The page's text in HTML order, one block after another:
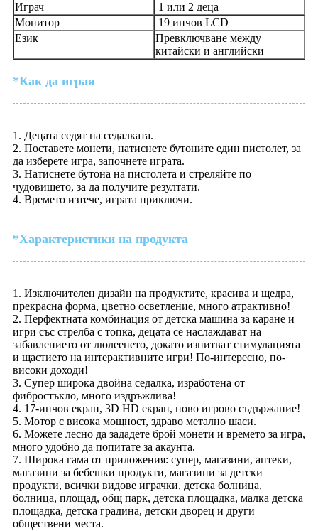
Играч
1 или 2 деца
Монитор
19 инчов LCD
Език
Превключване между
китайски и английски
*Как да играя
1. Децата седят на седалката.
2. Поставете монети, натиснете бутоните един пистолет, за
да изберете игра, започнете играта.
3. Натиснете бутона на пистолета и стреляйте по
чудовището, за да получите резултати.
4. Времето изтече, играта приключи.
*Характеристики на продукта
1. Изключителен дизайн на продуктите, красива и щедра,
прекрасна форма, цветно осветление, много атрактивно!
2. Перфектната комбинация от детска машина за каране и
игри със стрелба с топка, децата се наслаждават на
забавлението от люлеенето, докато изпитват стимулацията
и щастието на интерактивните игри! По-интересно, по-
високи доходи!
3. Супер широка двойна седалка, изработена от
фибростъкло, много издръжлива!
4. 17-инчов екран, 3D HD екран, ново игрово съдържание!
5. Мотор с висока мощност, здраво метално шаси.
6. Можете лесно да зададете брой монети и времето за игра,
много удобно да попитате за акаунта.
7. Широка гама от приложения: супер, магазини, аптеки,
магазини за бебешки продукти, магазини за детски
продукти, всички видове играчки, детска болница,
болница, площад, общ парк, детска площадка, малка детска
площадка, детска градина, детски дворец и други
обществени места.